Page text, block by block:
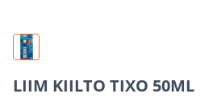
LIIM KIILTO TIXO 50ML